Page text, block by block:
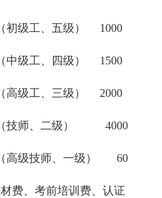
初级工、五级）
1000
中级工、四级）
1500
高级工、三级）
2000
技师、二级）
4000
高级技师、一级）
60
费、考前培训费、认证